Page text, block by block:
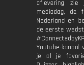
aflevering
mediadag, de
Nederland en
de eerste
Youtube-kanaal
je al je